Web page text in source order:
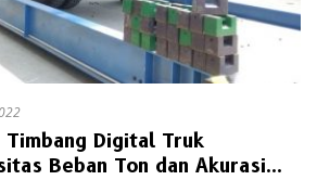
Timbang Digital Truk
Beban Ton dan Akurasi